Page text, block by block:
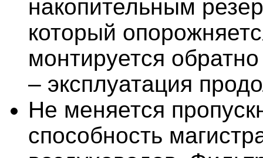
накопительным
который
монтируется
– эксплуатация
Не меняется
способность